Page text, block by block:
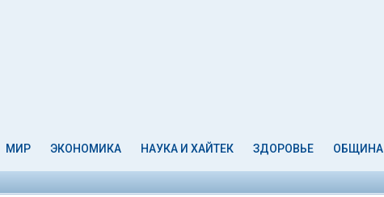
МИР ЭКОНОМИКА НАУКА И ХАЙТЕК ЗДОРОВЬЕ ОБЩИНА